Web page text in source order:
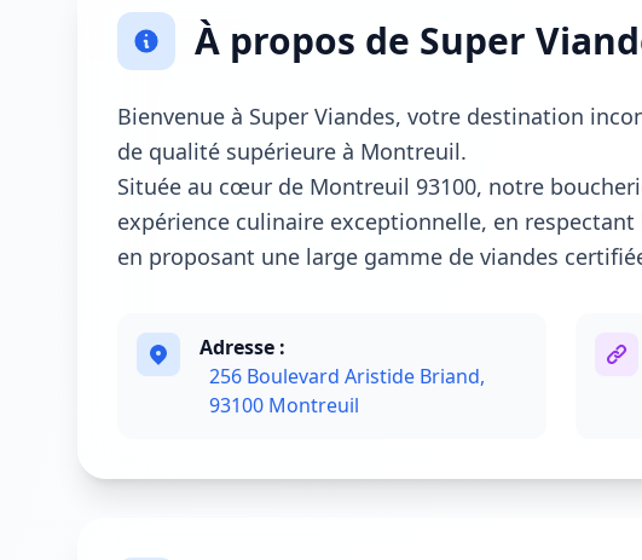
À propos de Super
Bienvenue à Super Viandes, votre destination
de qualité supérieure à Montreuil.
Située au cœur de Montreuil 93100, notre
expérience culinaire exceptionnelle, en
en proposant une large gamme de viandes
Adresse :
256 Boulevard Aristide Briand,
93100 Montreuil